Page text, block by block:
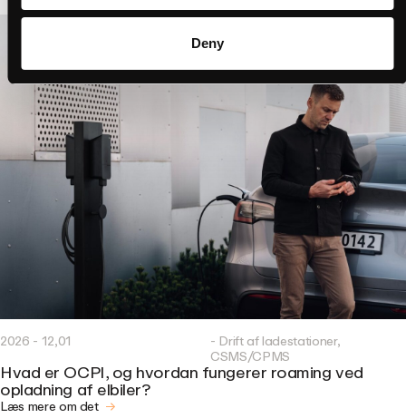
Deny
2026 - 12,01 - Drift af ladestationer,
CSMS/CPMS
Hvad er OCPI, og hvordan fungerer roaming ved
opladning af elbiler?
Læs mere om det